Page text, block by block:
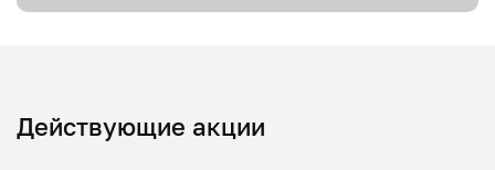
Действующие акции